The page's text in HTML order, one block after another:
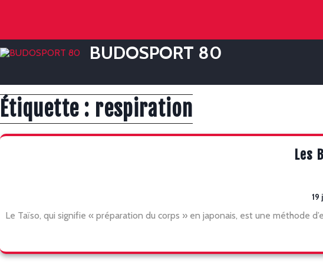
BUDOSPORT 80
Étiquette : respiration
Les
19
Le Taïso, qui signifie « préparation du corps » en japonais, est une méthode